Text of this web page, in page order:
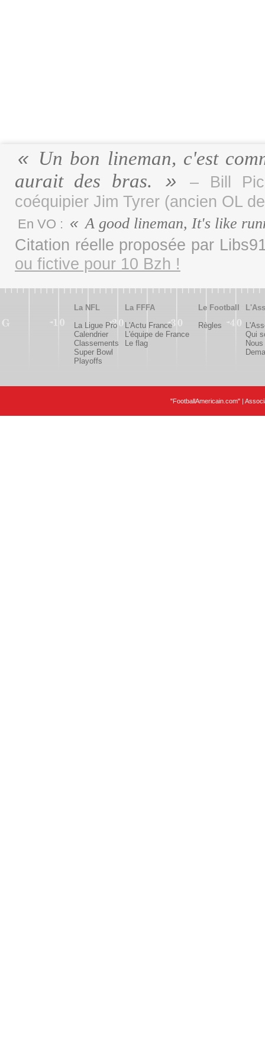
Un bon lineman, c'est
aurait des bras.
– Bill
coéquipier Jim Tyrer (ancien OL
En VO : A good lineman, It's like
Citation réelle proposée par
ou fictive pour 10 Bzh !
La NFL
La Ligue Pro
Calendrier
Classements
Super Bowl
Playoffs
La FFFA
L'Actu France
L'équipe de France
Le flag
Le Football
Règles
Qui
"FootballAmericain.com" |